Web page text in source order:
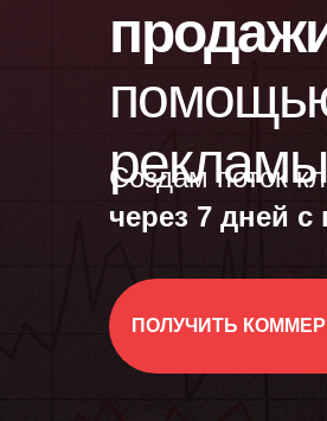
рекламы
Создам поток
через 7 дней с
ПОЛУЧИТЬ